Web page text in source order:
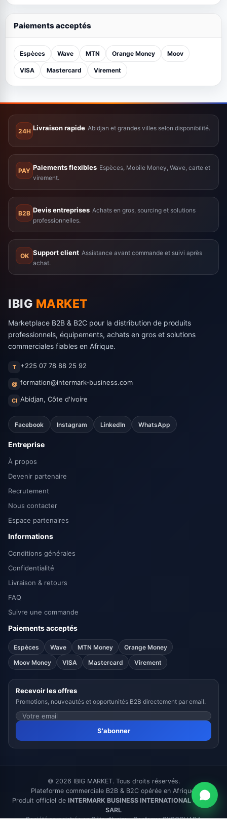
Paiements acceptés
Espèces Wave MTN Orange Money Moov
VISA Mastercard Virement
24H Livraison rapide Abidjan et grandes villes selon disponibilité.
PAY Paiements flexibles Espèces, Mobile Money, Wave, carte et
virement.
B2B Devis entreprises Achats en gros, sourcing et solutions
professionnelles.
OK Support client Assistance avant commande et suivi après
achat.
IBIG MARKET
Marketplace B2B & B2C pour la distribution de produits
professionnels, équipements, achats en gros et solutions
commerciales fiables en Afrique.
T +225 07 78 88 25 92
@ formation@intermark-business.com
CI Abidjan, Côte d'Ivoire
Facebook Instagram LinkedIn WhatsApp
Entreprise
À propos
Devenir partenaire
Recrutement
Nous contacter
Espace partenaires
Informations
Conditions générales
Confidentialité
Livraison & retours
FAQ
Suivre une commande
Paiements acceptés
Espèces Wave MTN Money
Orange Money
Moov Money
VISA Mastercard Virement
Recevoir les offres
Promotions, nouveautés et opportunités B2B directement par email.
S'abonner
© 2026 IBIG MARKET. Tous droits réservés.
Plateforme commerciale B2B & B2C opérée en Afrique.
Produit officiel de INTERMARK BUSINESS INTERNATIONAL GROUP
SARL
Société enregistrée en Côte d'Ivoire - Conforme SYSCOHADA